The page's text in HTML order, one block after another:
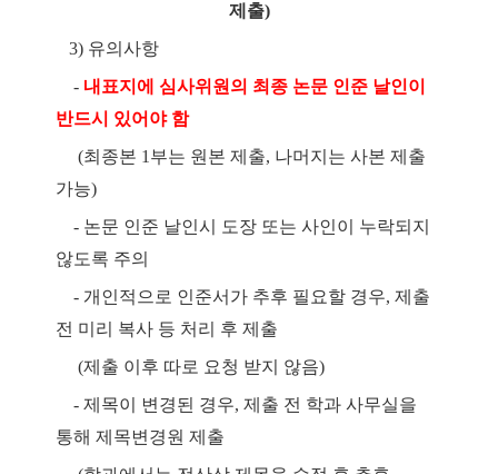
제출)
3) 유의사항
- 내표지에 심사위원의 최종 논문 인준 날인이
반드시 있어야 함
(최종본 1 부는 원본 제출, 나머지는 사본 제출
가능)
- 논문 인준 날인시 도장 또는 사인이 누락되지
않도록 주의
- 개인적으로 인준서가 추후 필요할 경우, 제출
전 미리 복사 등 처리 후 제출
(제출 이후 따로 요청 받지 않음)
- 제목이 변경된 경우, 제출 전 학과 사무실을
통해 제목변경원 제출